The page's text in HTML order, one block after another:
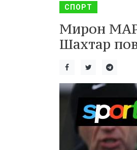
СПОРТ
Мирон
Шахтар